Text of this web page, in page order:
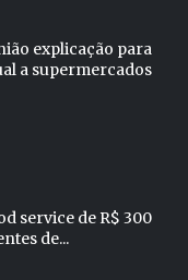
explicação para
a supermercados
service de R$ 300
de...